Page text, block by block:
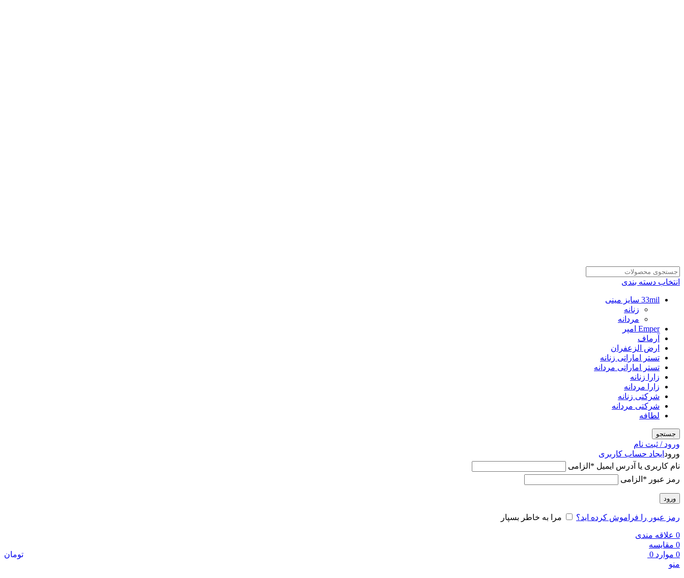
انتخاب دسته بندی
33mil سایز مینی
زنانه
مردانه
Emper امپر
آرماف
ارض الزعفران
تستر اماراتی زنانه
تستر اماراتی مردانه
زارا زنانه
زارا مردانه
شرکتی زنانه
شرکتی مردانه
لطافه
جستجو
ورود / ثبت نام
ورود ایجاد حساب کاربری
نام کاربری یا آدرس ایمیل * الزامی
رمز عبور * الزامی
ورود
رمز عبور را فراموش کرده اید؟ مرا به خاطر بسپار
0 علاقه مندی
0 مقایسه
0 موارد 0
تومان
منو